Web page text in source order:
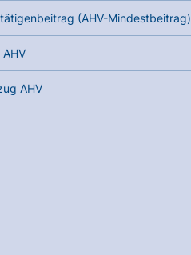
(AHV-Mindestbeitrag)
AHV